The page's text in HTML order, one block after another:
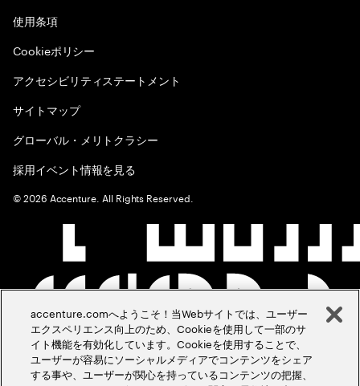
使用条項
Cookieポリシー
アクセシビリティステートメント
サイトマップ
グローバル・メリトクラシー
採用イベント情報を見る
©2026 Accenture. All Rights Reserved.
accenture.comへようこそ！当Webサイトでは、ユーザー
エクスペリエンス向上のため、Cookieを使用して一部のサ
イト機能を有効化しています。Cookieを使用することで、
ユーザーが容易にソーシャルメディアでコンテンツをシェア
する事や、ユーザーが関心を持っているコンテンツの把握、